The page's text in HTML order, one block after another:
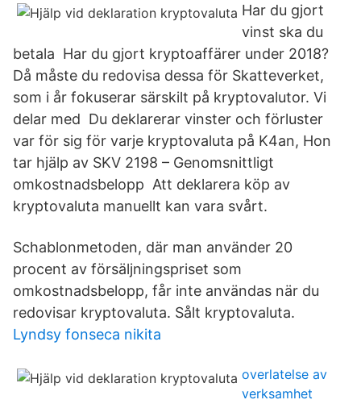
Har du gjort
vinst ska du
betala Har du gjort kryptoaffärer under 2018?
Då måste du redovisa dessa för Skatteverket,
som i år fokuserar särskilt på kryptovalutor. Vi
delar med Du deklarerar vinster och förluster
var för sig för varje kryptovaluta på K4an, Hon
tar hjälp av SKV 2198 – Genomsnittligt
omkostnadsbelopp Att deklarera köp av
kryptovaluta manuellt kan vara svårt.
Schablonmetoden, där man använder 20
procent av försäljningspriset som
omkostnadsbelopp, får inte användas när du
redovisar kryptovaluta. Sålt kryptovaluta.
Lyndsy fonseca nikita
overlatelse av
verksamhet